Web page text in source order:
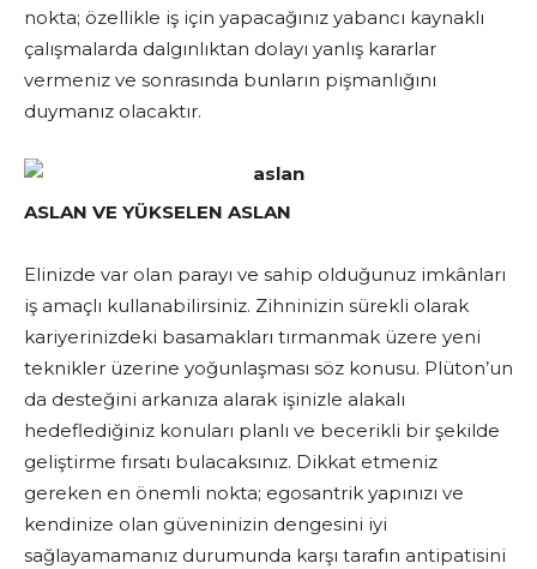
nokta; özellikle iş için yapacağınız yabancı kaynaklı
çalışmalarda dalgınlıktan dolayı yanlış kararlar
vermeniz ve sonrasında bunların pişmanlığını
duymanız olacaktır.
ASLAN VE YÜKSELEN ASLAN
Elinizde var olan parayı ve sahip olduğunuz imkânları
iş amaçlı kullanabilirsiniz. Zihninizin sürekli olarak
kariyerinizdeki basamakları tırmanmak üzere yeni
teknikler üzerine yoğunlaşması söz konusu. Plüton’un
da desteğini arkanıza alarak işinizle alakalı
hedeflediğiniz konuları planlı ve becerikli bir şekilde
geliştirme fırsatı bulacaksınız. Dikkat etmeniz
gereken en önemli nokta; egosantrik yapınızı ve
kendinize olan güveninizin dengesini iyi
sağlayamamanız durumunda karşı tarafın antipatisini